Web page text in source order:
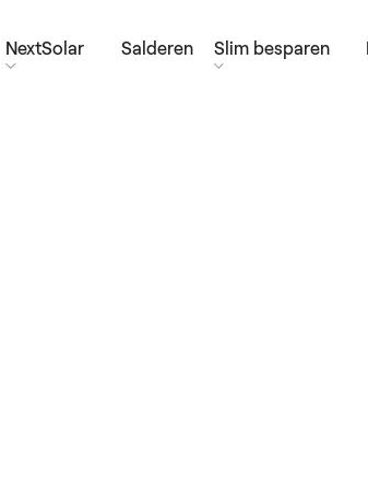
NextSolar Salderen Slim besparen